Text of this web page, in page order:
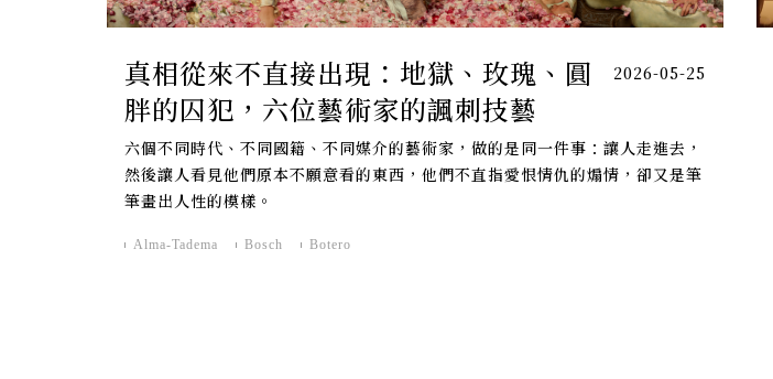
真相從來不直接出現：地獄、玫瑰、圓
胖的囚犯，六位藝術家的諷刺技藝
2026-05-25
六個不同時代、不同國籍、不同媒介的藝術家，做的是同一件事：讓人走進去，
然後讓人看見他們原本不願意看的東西，他們不直指愛恨情仇的煽情，卻又是筆
筆畫出人性的模樣。
Alma-Tadema Bosch Botero